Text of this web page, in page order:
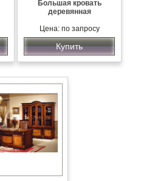
Большая кровать
деревянная
Цена: по запросу
Купить